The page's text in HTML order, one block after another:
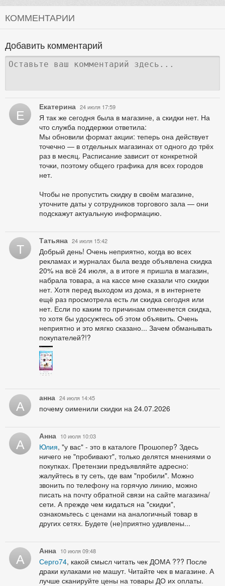
КОММЕНТАРИИ
Добавить комментарий
Е Екатерина 24 июля 17:59
Я так же сегодня была в магазине, а скидки нет. На
что служба поддержки ответила:
Мы обновили формат акции: теперь она действует
точечно — в отдельных магазинах от одного до трёх
раз в месяц. Расписание зависит от конкретной
точки, поэтому общего графика для всех городов
нет.
Чтобы не пропустить скидку в своём магазине,
уточните даты у сотрудников торгового зала — они
подскажут актуальную информацию.
Т Татьяна 24 июля 15:42
Добрый день! Очень неприятно, когда во всех
рекламах и журналах была везде объявлена скидка
20% на всё 24 июля, а в итоге я пришла в магазин,
набрала товара, а на кассе мне сказали что скидки
нет. Хотя перед выходом из дома, я в интернете
ещё раз просмотрела есть ли скидка сегодня или
нет. Если по каким то причинам отменяется скидка,
то хотя бы удосужтесь об этом объявить. Очень
неприятно и это мягко сказано... Зачем обманывать
покупателей?!?
А анна 24 июля 14:45
почему оименили скидки на 24.07.2026
А Анна 10 июля 10:03
Юлия, "у вас" - это в каталоге Прошопер? Здесь
ничего не "пробивают", только делятся мнениями о
покупках. Претензии предъявляйте адресно:
жалуйтесь в ту сеть, где вам "пробили". Можно
звонить по телефону на горячую линию, можно
писать на почту обратной связи на сайте магазина/
сети. А прежде чем кидаться на "скидки",
ознакомьтесь с ценами на аналогичный товар в
других сетях. Будете (не)приятно удивлены...
А Анна 10 июля 09:48
Серго74, какой смысл читать чек ДОМА ??? После
драки кулаками не машут. Читайте чек в магазине. А
лучше сканируйте цены на товары ДО их оплаты.